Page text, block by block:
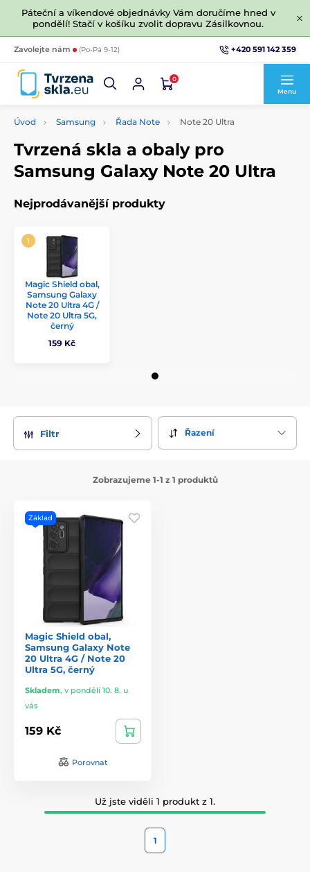
Páteční a víkendové objednávky Vám doručíme hned v
pondělí! Stačí v košíku zvolit dopravu Zásilkovnou.
Zavolejte nám (Po-Pá 9-12) +420 591 142 359
0
Menu
Úvod Samsung Řada Note Note 20 Ultra
Tvrzená skla a obaly pro
Samsung Galaxy Note 20 Ultra
Nejprodávanější produkty
Magic Shield obal,
Samsung Galaxy
Note 20 Ultra 4G /
Note 20 Ultra 5G,
černý
159 Kč
Filtr Řazení
Zobrazujeme 1-1 z 1 produktů
Základ
Magic Shield obal,
Samsung Galaxy Note
20 Ultra 4G / Note 20
Ultra 5G, černý
Skladem, v pondělí 10. 8. u
vás
159 Kč
Porovnat
Už jste viděli 1 produkt z 1.
1